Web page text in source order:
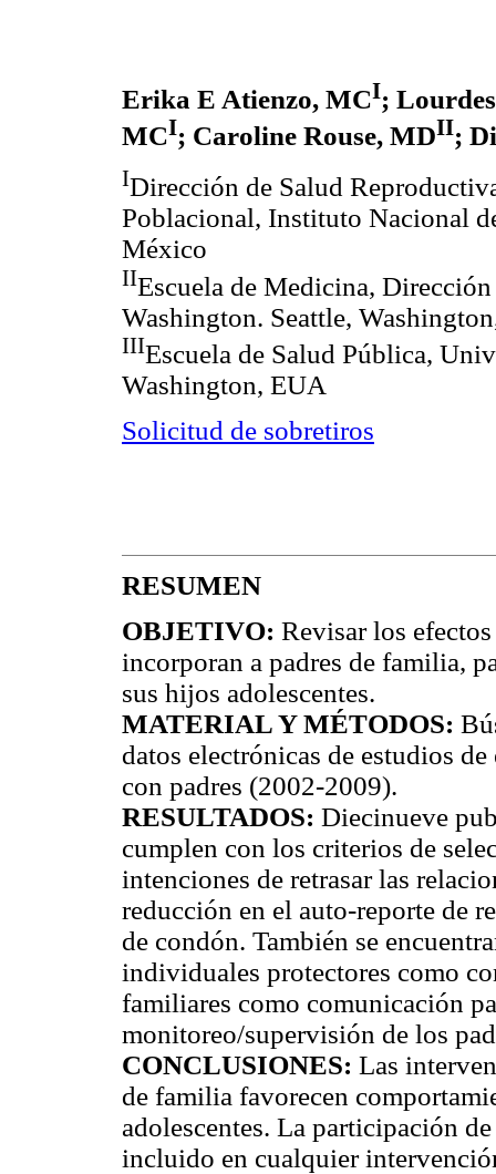
Erika E Atienzo, MCI;
MCI; Caroline Rouse, MDII;
IDirección de Salud
Poblacional, Instituto Nacional
México
IIEscuela de Medicina,
Washington. Seattle,
IIIEscuela de Salud Pública,
Washington, EUA
Solicitud de sobretiros
RESUMEN
OBJETIVO: Revisar los
incorporan a padres de familia,
sus hijos adolescentes.
MATERIAL Y MÉTODOS:
datos electrónicas de estudios
con padres (2002-2009).
RESULTADOS: Diecinueve
cumplen con los criterios de
intenciones de retrasar las
reducción en el auto-reporte de
de condón. También se
individuales protectores como
familiares como comunicación
monitoreo/supervisión de los
CONCLUSIONES: Las
de familia favorecen
adolescentes. La participación
incluido en cualquier